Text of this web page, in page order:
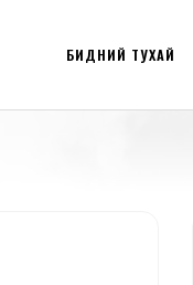
БИДНИЙ ТУХАЙ